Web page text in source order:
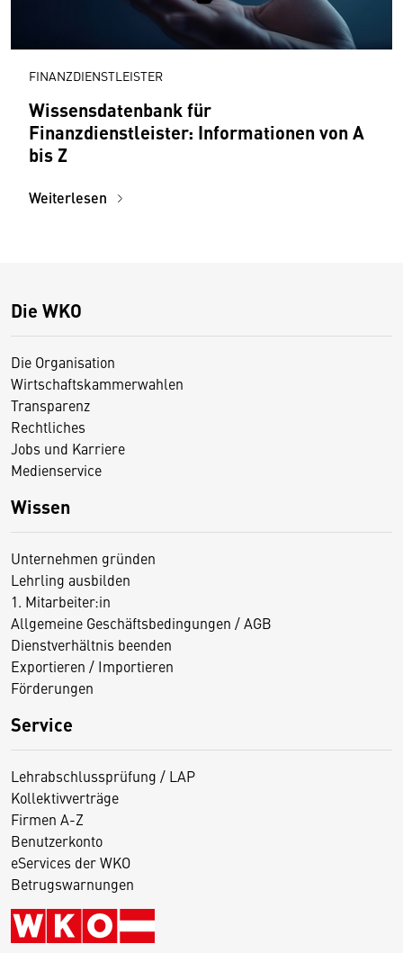
FINANZDIENSTLEISTER
Wissensdatenbank für
Finanzdienstleister: Informationen von A
bis Z
Weiterlesen
Die WKO
Die Organisation
Wirtschaftskammerwahlen
Transparenz
Rechtliches
Jobs und Karriere
Medienservice
Wissen
Unternehmen gründen
Lehrling ausbilden
1. Mitarbeiter:in
Allgemeine Geschäftsbedingungen / AGB
Dienstverhältnis beenden
Exportieren / Importieren
Förderungen
Service
Lehrabschlussprüfung / LAP
Kollektivverträge
Firmen A-Z
Benutzerkonto
eServices der WKO
Betrugswarnungen